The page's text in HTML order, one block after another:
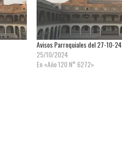
Avisos Parroquiales del 27-10-24
25/10/2024
En «Año 120 N° 6272»